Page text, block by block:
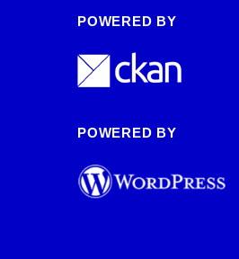
POWERED BY
POWERED BY